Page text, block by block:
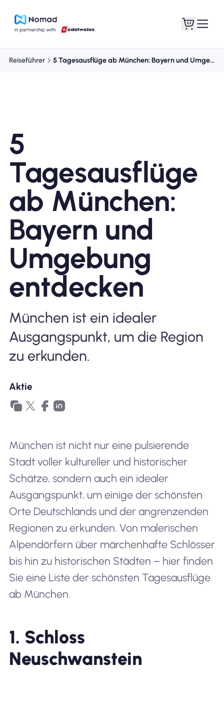
Reiseführer 5 Tagesausflüge ab München: Bayern und Umgebung entdecken
5
Tagesausflüge
ab München:
Bayern und
Umgebung
entdecken
München ist ein idealer
Ausgangspunkt, um die Region
zu erkunden.
Aktie
München ist nicht nur eine pulsierende
Stadt voller kultureller und historischer
Schätze, sondern auch ein idealer
Ausgangspunkt, um einige der schönsten
Orte Deutschlands und der angrenzenden
Regionen zu erkunden. Von malerischen
Alpendörfern über märchenhafte Schlösser
bis hin zu historischen Städten – hier finden
Sie eine Liste der schönsten Tagesausflüge
ab München.
1. Schloss
Neuschwanstein